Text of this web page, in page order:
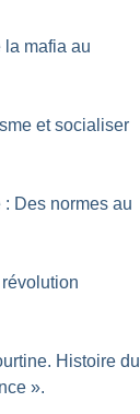
la mafia au
et socialiser
Des normes au
Histoire du
».